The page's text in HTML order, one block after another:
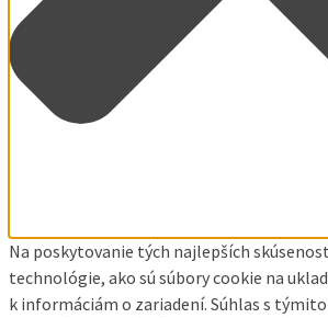
Na poskytovanie tých najlepších
technológie, ako sú súbory cookie na
k informáciám o zariadení. Súhlas s